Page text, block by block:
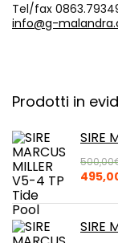
Tel/fax
info@g-
Prodotti in
SIRE
500,00
Il
era:
SIRE